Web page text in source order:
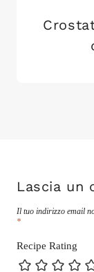
Lascia un
Il tuo indirizzo email
*
Recipe Rating